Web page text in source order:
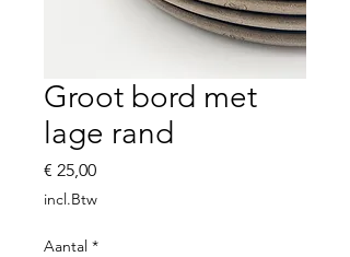
Groot bord met
lage rand
€ 25,00Prijs
incl.Btw
Aantal *